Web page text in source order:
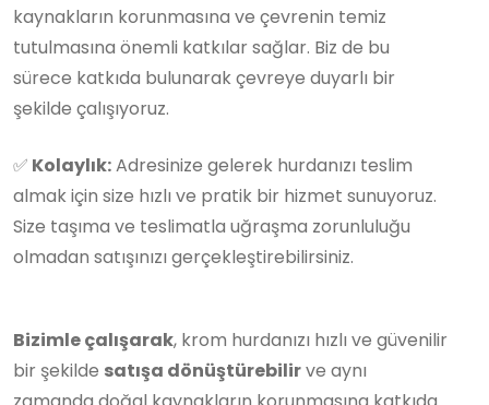
kaynakların korunmasına ve çevrenin temiz
tutulmasına önemli katkılar sağlar. Biz de bu
sürece katkıda bulunarak çevreye duyarlı bir
şekilde çalışıyoruz.
✅ Kolaylık:Adresinize gelerek hurdanızı teslim
almak için size hızlı ve pratik bir hizmet sunuyoruz.
Size taşıma ve teslimatla uğraşma zorunluluğu
olmadan satışınızı gerçekleştirebilirsiniz.
Bizimle çalışarak, krom hurdanızı hızlı ve güvenilir
bir şekilde satışa dönüştürebilirve aynı